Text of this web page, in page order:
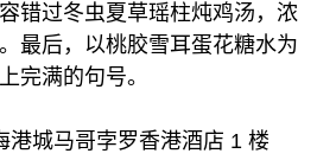
错过冬虫夏草瑶柱炖鸡汤，浓
最后，以桃胶雪耳蛋花糖水为
完满的句号。
港城马哥孛罗香港酒店 1 楼